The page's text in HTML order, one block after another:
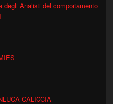
degli Analisti del comportamento
CALICCIA